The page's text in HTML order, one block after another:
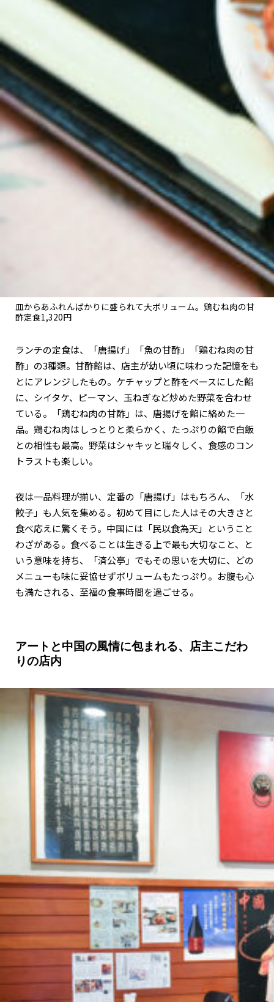
皿からあふれんばかりに盛られて大ボリューム。鶏むね肉の甘
酢定食1,320円
ランチの定食は、「唐揚げ」「魚の甘酢」「鶏むね肉の甘
酢」の3種類。甘酢餡は、店主が幼い頃に味わった記憶をも
とにアレンジしたもの。ケチャップと酢をベースにした餡
に、シイタケ、ピーマン、玉ねぎなど炒めた野菜を合わせ
ている。「鶏むね肉の甘酢」は、唐揚げを餡に絡めた一
品。鶏むね肉はしっとりと柔らかく、たっぷりの餡で白飯
との相性も最高。野菜はシャキッと瑞々しく、食感のコン
トラストも楽しい。
夜は一品料理が揃い、定番の「唐揚げ」はもちろん、「水
餃子」も人気を集める。初めて目にした人はその大きさと
食べ応えに驚くそう。中国には「民以食為天」ということ
わざがある。食べることは生きる上で最も大切なこと、と
いう意味を持ち、「済公亭」でもその思いを大切に、どの
メニューも味に妥協せずボリュームもたっぷり。お腹も心
も満たされる、至福の食事時間を過ごせる。
アートと中国の風情に包まれる、店主こだわ
りの店内